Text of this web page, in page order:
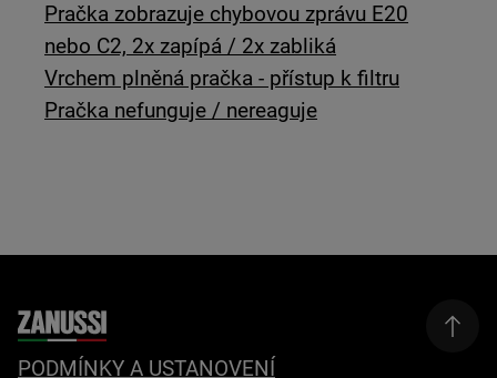
Pračka zobrazuje chybovou zprávu E20
nebo C2, 2x zapípá / 2x zabliká
Vrchem plněná pračka - přístup k filtru
Pračka nefunguje / nereaguje
PODMÍNKY A USTANOVENÍ